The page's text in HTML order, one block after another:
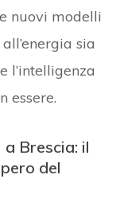
nuovi modelli
sia
l’intelligenza
essere.
Brescia: il
del